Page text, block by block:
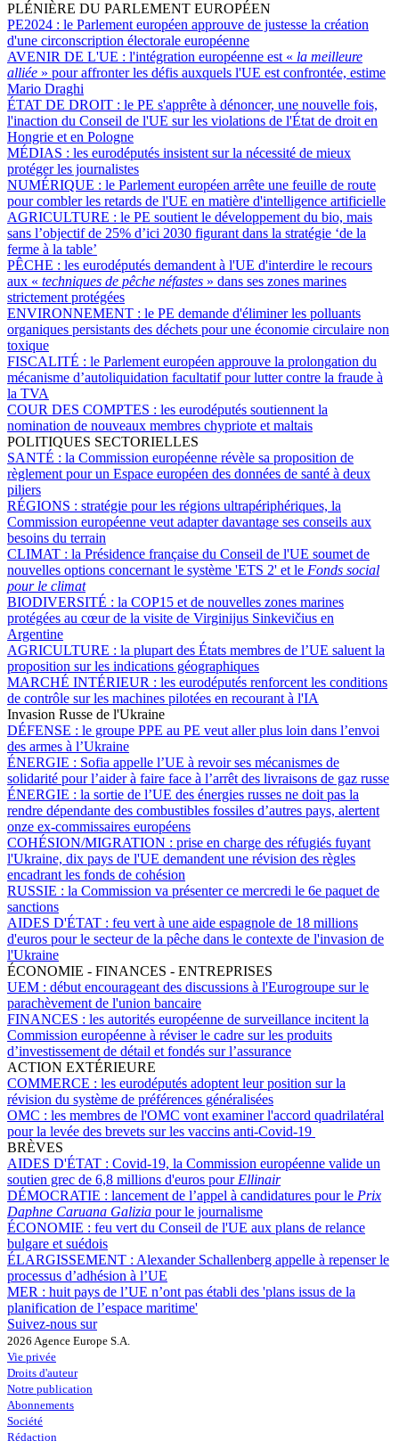
PLÉNIÈRE DU PARLEMENT EUROPÉEN
PE2024 : le Parlement européen approuve de justesse la création
d'une circonscription électorale européenne
AVENIR DE L'UE : l'intégration européenne est « la meilleure
alliée » pour affronter les défis auxquels l'UE est confrontée, estime
Mario Draghi
ÉTAT DE DROIT : le PE s'apprête à dénoncer, une nouvelle fois,
l'inaction du Conseil de l'UE sur les violations de l'État de droit en
Hongrie et en Pologne
MÉDIAS : les eurodéputés insistent sur la nécessité de mieux
protéger les journalistes
NUMÉRIQUE : le Parlement européen arrête une feuille de route
pour combler les retards de l'UE en matière d'intelligence artificielle
AGRICULTURE : le PE soutient le développement du bio, mais
sans l’objectif de 25% d’ici 2030 figurant dans la stratégie ‘de la
ferme à la table’
PÊCHE : les eurodéputés demandent à l'UE d'interdire le recours
aux « techniques de pêche néfastes » dans ses zones marines
strictement protégées
ENVIRONNEMENT : le PE demande d'éliminer les polluants
organiques persistants des déchets pour une économie circulaire non
toxique
FISCALITÉ : le Parlement européen approuve la prolongation du
mécanisme d’autoliquidation facultatif pour lutter contre la fraude à
la TVA
COUR DES COMPTES : les eurodéputés soutiennent la
nomination de nouveaux membres chypriote et maltais
POLITIQUES SECTORIELLES
SANTÉ : la Commission européenne révèle sa proposition de
règlement pour un Espace européen des données de santé à deux
piliers
RÉGIONS : stratégie pour les régions ultrapériphériques, la
Commission européenne veut adapter davantage ses conseils aux
besoins du terrain
CLIMAT : la Présidence française du Conseil de l'UE soumet de
nouvelles options concernant le système 'ETS 2' et le Fonds social
pour le climat
BIODIVERSITÉ : la COP15 et de nouvelles zones marines
protégées au cœur de la visite de Virginijus Sinkevičius en
Argentine
AGRICULTURE : la plupart des États membres de l’UE saluent la
proposition sur les indications géographiques
MARCHÉ INTÉRIEUR : les eurodéputés renforcent les conditions
de contrôle sur les machines pilotées en recourant à l'IA
Invasion Russe de l'Ukraine
DÉFENSE : le groupe PPE au PE veut aller plus loin dans l’envoi
des armes à l’Ukraine
ÉNERGIE : Sofia appelle l’UE à revoir ses mécanismes de
solidarité pour l’aider à faire face à l’arrêt des livraisons de gaz russe
ÉNERGIE : la sortie de l’UE des énergies russes ne doit pas la
rendre dépendante des combustibles fossiles d’autres pays, alertent
onze ex-commissaires européens
COHÉSION/MIGRATION : prise en charge des réfugiés fuyant
l'Ukraine, dix pays de l'UE demandent une révision des règles
encadrant les fonds de cohésion
RUSSIE : la Commission va présenter ce mercredi le 6e paquet de
sanctions
AIDES D'ÉTAT : feu vert à une aide espagnole de 18 millions
d'euros pour le secteur de la pêche dans le contexte de l'invasion de
l'Ukraine
ÉCONOMIE - FINANCES - ENTREPRISES
UEM : début encourageant des discussions à l'Eurogroupe sur le
parachèvement de l'union bancaire
FINANCES : les autorités européenne de surveillance incitent la
Commission européenne à réviser le cadre sur les produits
d’investissement de détail et fondés sur l’assurance
ACTION EXTÉRIEURE
COMMERCE : les eurodéputés adoptent leur position sur la
révision du système de préférences généralisées
OMC : les membres de l'OMC vont examiner l'accord quadrilatéral
pour la levée des brevets sur les vaccins anti-Covid-19
BRÈVES
AIDES D'ÉTAT : Covid-19, la Commission européenne valide un
soutien grec de 6,8 millions d'euros pour Ellinair
DÉMOCRATIE : lancement de l’appel à candidatures pour le Prix
Daphne Caruana Galizia pour le journalisme
ÉCONOMIE : feu vert du Conseil de l'UE aux plans de relance
bulgare et suédois
ÉLARGISSEMENT : Alexander Schallenberg appelle à repenser le
processus d’adhésion à l’UE
MER : huit pays de l’UE n’ont pas établi des 'plans issus de la
planification de l’espace maritime'
Suivez-nous sur
2026 Agence Europe S.A.
Vie privée
Droits d'auteur
Notre publication
Abonnements
Société
Rédaction